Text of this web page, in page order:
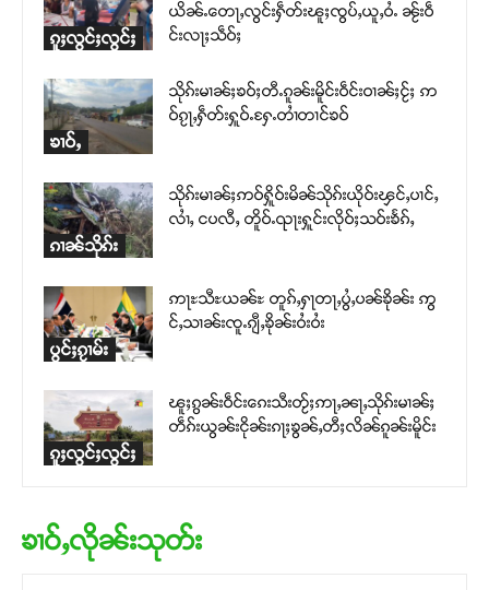
ၵူႈလွင်ႈလွင်ႈ
ယိၼ်ႉတေႃႇလွင်းႁဵတ်းၽူႈၸွပ်ႇယူႇဝႆႉ ၼႂ်းဝဵ
င်းလႃႈသဵဝ်ႈ
ၶၢဝ်ႇ
သိုၵ်းမၢၼ်ႈၶဝ်ႈတီႉၵူၼ်းမိူင်းဝဵင်းဝၢၼ်ႈငႂ်ႈ ဢ
ဝ်ၵႂႃႇႁဵတ်းႁူဝ်ႉႁႄႉတၢႆတၢင်ၶဝ်
ၵၢၼ်သိုၵ်း
သိုၵ်းမၢၼ်ႈဢဝ်ႁိူဝ်းမိၼ်သိုၵ်းယိုဝ်းၾင်ႇပၢင်ႇ
လၢႆႇ ငပလီႇ တိူဝ်ႉၺႃးႁူင်းလိုဝ်ႈသဝ်းၶႅၵ်ႇ
ပွင်ႈၵႂၢမ်း
ဢႃႊသီႊယၼ်ႊ တူၵ်ႇႁႃတႃႇပွႆႇပၼ်ၶိုၼ်း ဢွ
င်ႇသၢၼ်းၸူႉၵျီႇၶိုၼ်းဝႆးဝႆး
ၵူႈလွင်ႈလွင်ႈ
ၽူႈၵွၼ်းဝဵင်းၵေးသီးတႂ်ႈဢႃႇၼႃႇသိုၵ်းမၢၼ်ႈ
တဵၵ်းယွၼ်းငိုၼ်းၵႃႈၶွၼ်ႇတီႈလိၼ်ၵူၼ်းမိူင်း
ၶၢဝ်ႇလိုၼ်းသုတ်း